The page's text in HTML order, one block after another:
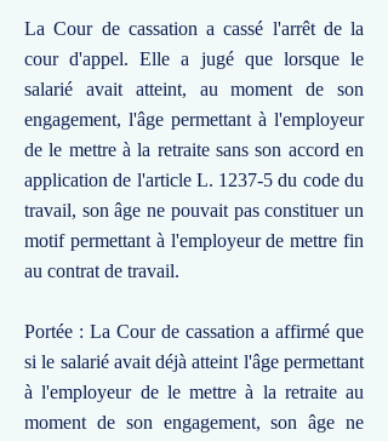
La Cour de cassation a cassé l'arrêt de la
cour d'appel. Elle a jugé que lorsque le
salarié avait atteint, au moment de son
engagement, l'âge permettant à l'employeur
de le mettre à la retraite sans son accord en
application de l'article L. 1237-5 du code du
travail, son âge ne pouvait pas constituer un
motif permettant à l'employeur de mettre fin
au contrat de travail.
Portée : La Cour de cassation a affirmé que
si le salarié avait déjà atteint l'âge permettant
à l'employeur de le mettre à la retraite au
moment de son engagement, son âge ne